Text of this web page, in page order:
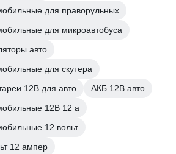
для праворульных
для микроавтобуса
авто
для скутера
12В для авто
АКБ 12В авто
12В 12 а
12 вольт
12 ампер